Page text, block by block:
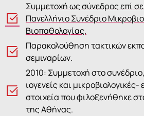
Συμμετοχή ως σύνεδρος επί
Πανελλήνιο Συνέδριο
Βιοπαθολογίας.
Παρακολούθηση τακτικών
σεμιναρίων.
2010: Συμμετοχή στο
ιογενείς και μικροβιολογικές-
στοιχεία που φιλοξενήθηκε
της Αθήνας.